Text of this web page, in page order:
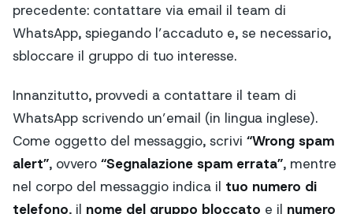
precedente: contattare via email il team di
WhatsApp, spiegando l’accaduto e, se necessario,
sbloccare il gruppo di tuo interesse.
Innanzitutto, provvedi a contattare il team di
WhatsApp scrivendo un’email (in lingua inglese).
Come oggetto del messaggio, scrivi “Wrong spam
alert”, ovvero “Segnalazione spam errata”, mentre
nel corpo del messaggio indica il tuo numero di
telefono, il nome del gruppo bloccato e il numero